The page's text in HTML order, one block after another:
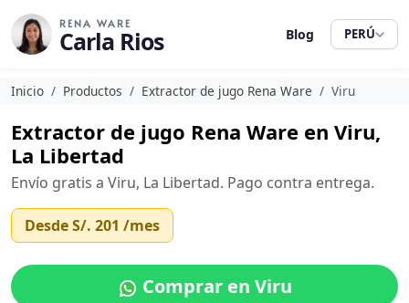
RENA WARE
Carla Rios Blog PERÚ
Inicio Productos Extractor de jugo Rena Ware Viru
Extractor de jugo Rena Ware en Viru,
La Libertad
Envío gratis a Viru, La Libertad. Pago contra entrega.
DesdeS/. 201 /mes
Comprar en Viru